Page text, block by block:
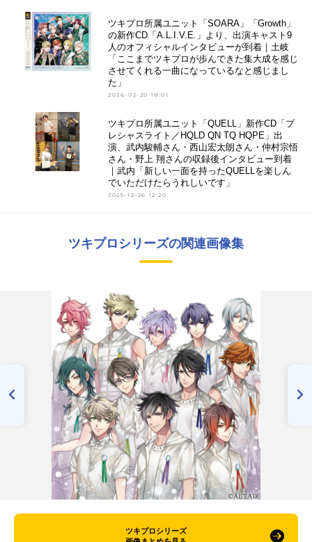
ツキプロ所属ユニット「SOARA」「Growth」
の新作CD「A.L.I.V.E.」より、出演キャスト9
人のオフィシャルインタビューが到着｜土岐
「ここまでツキプロが歩んできた集大成を感じ
させてくれる一曲になっているなと感じまし
た」
2026-02-20 18:01
ツキプロ所属ユニット「QUELL」新作CD「プ
レシャスライト／HQLD QN TQ HQPE」出
演、武内駿輔さん・西山宏太朗さん・仲村宗悟
さん・野上 翔さんの収録後インタビュー到着
｜武内「新しい一面を持ったQUELLを楽しん
でいただけたらうれしいです」
2025-12-26 12:20
ツキプロシリーズの関連画像集
ツキプロシリーズ